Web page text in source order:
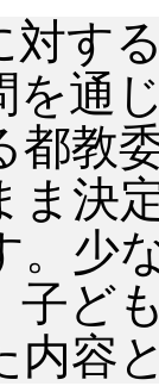
対す
を通
都教
ま決
。少
子ど
内容